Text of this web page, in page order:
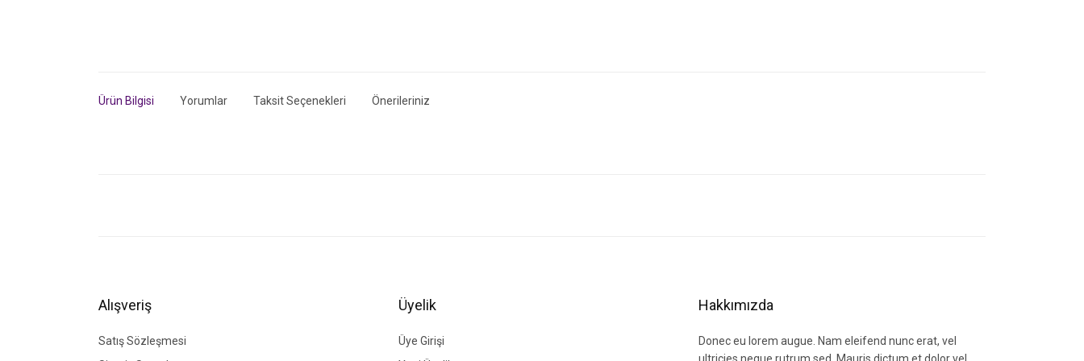
Ürün Bilgisi Yorumlar Taksit Seçenekleri Önerileriniz
Ürün fiyatı diğer sitelerden daha pahalı.
Bu ürüne benzer farklı alternatifler olmalı.
Alışveriş
Satış Sözleşmesi
Üyelik
Üye Girişi
Hakkımızda
Donec eu lorem augue. Nam eleifend nunc erat, vel